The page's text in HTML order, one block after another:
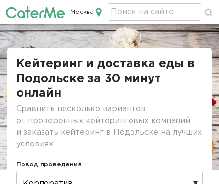
Кейтеринг в Москве
Москва
Строка
Кейтеринг и доставка еды в
Подольске за 30 минут
онлайн
Сравнить несколько вариантов
от проверенных кейтеринговых компаний
и заказать кейтеринг в Подольске на лучших
условиях
Повод проведения